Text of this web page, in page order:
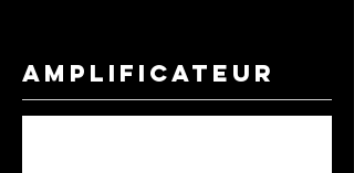
amplificateur